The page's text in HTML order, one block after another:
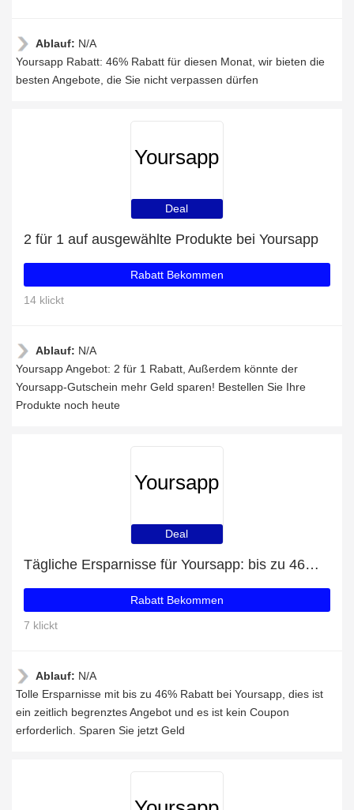
Ablauf: N/A
Yoursapp Rabatt: 46% Rabatt für diesen Monat, wir bieten die
besten Angebote, die Sie nicht verpassen dürfen
Yoursapp
Deal
2 für 1 auf ausgewählte Produkte bei Yoursapp
Rabatt Bekommen
14 klickt
Ablauf: N/A
Yoursapp Angebot: 2 für 1 Rabatt, Außerdem könnte der
Yoursapp-Gutschein mehr Geld sparen! Bestellen Sie Ihre
Produkte noch heute
Yoursapp
Deal
Tägliche Ersparnisse für Yoursapp: bis zu 46% Rabatt + kostenlose Geschenke und mehr
Rabatt Bekommen
7 klickt
Ablauf: N/A
Tolle Ersparnisse mit bis zu 46% Rabatt bei Yoursapp, dies ist
ein zeitlich begrenztes Angebot und es ist kein Coupon
erforderlich. Sparen Sie jetzt Geld